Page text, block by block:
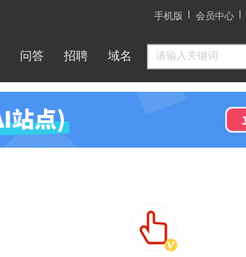
手机版 会员中心
问答 招聘 域名